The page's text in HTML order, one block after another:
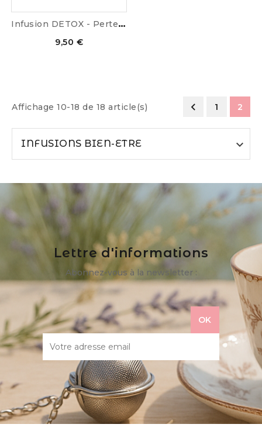
I
nfusion DETOX - Perte de...
9,50 €
Affichage 10-18 de 18 article(s)  1 2
INFUSIONS BIEN-ETRE 
Lettre d'informations
Abonnez-vous à la newsletter :